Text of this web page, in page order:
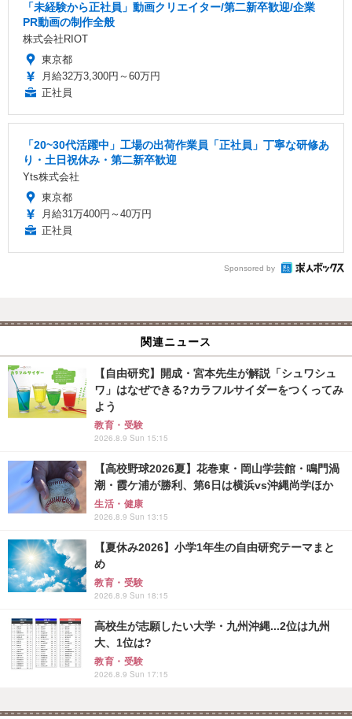
「未経験から正社員」動画クリエイター/第二新卒歓迎/企業
PR動画の制作全般
株式会社RIOT
東京都
月給32万3,300円～60万円
正社員
「20~30代活躍中」工場の出荷作業員「正社員」丁寧な研修あ
り・土日祝休み・第二新卒歓迎
Yts株式会社
東京都
月給31万400円～40万円
正社員
Sponsored by
関連ニュース
【自由研究】開成・宮本先生が解説「シュワシュ
ワ」はなぜできる?カラフルサイダーをつくってみ
よう
教育・受験
2026.8.9 Sun 15:15
【高校野球2026夏】花巻東・岡山学芸館・鳴門渦
潮・霞ケ浦が勝利、第6日は横浜vs沖縄尚学ほか
生活・健康
2026.8.9 Sun 13:15
【夏休み2026】小学1年生の自由研究テーマまと
め
教育・受験
2026.8.9 Sun 18:15
高校生が志願したい大学・九州沖縄...2位は九州
大、1位は?
教育・受験
2026.8.9 Sun 17:15